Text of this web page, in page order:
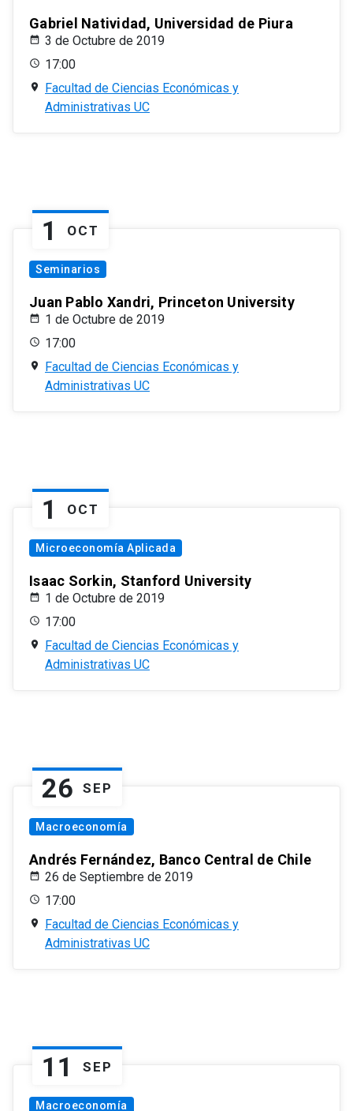
Gabriel Natividad, Universidad de Piura
3 de Octubre de 2019
17:00
Facultad de Ciencias Económicas y
Administrativas UC
1 OCT
Seminarios
Juan Pablo Xandri, Princeton University
1 de Octubre de 2019
17:00
Facultad de Ciencias Económicas y
Administrativas UC
1 OCT
Microeconomía Aplicada
Isaac Sorkin, Stanford University
1 de Octubre de 2019
17:00
Facultad de Ciencias Económicas y
Administrativas UC
26 SEP
Macroeconomía
Andrés Fernández, Banco Central de Chile
26 de Septiembre de 2019
17:00
Facultad de Ciencias Económicas y
Administrativas UC
11 SEP
Macroeconomía